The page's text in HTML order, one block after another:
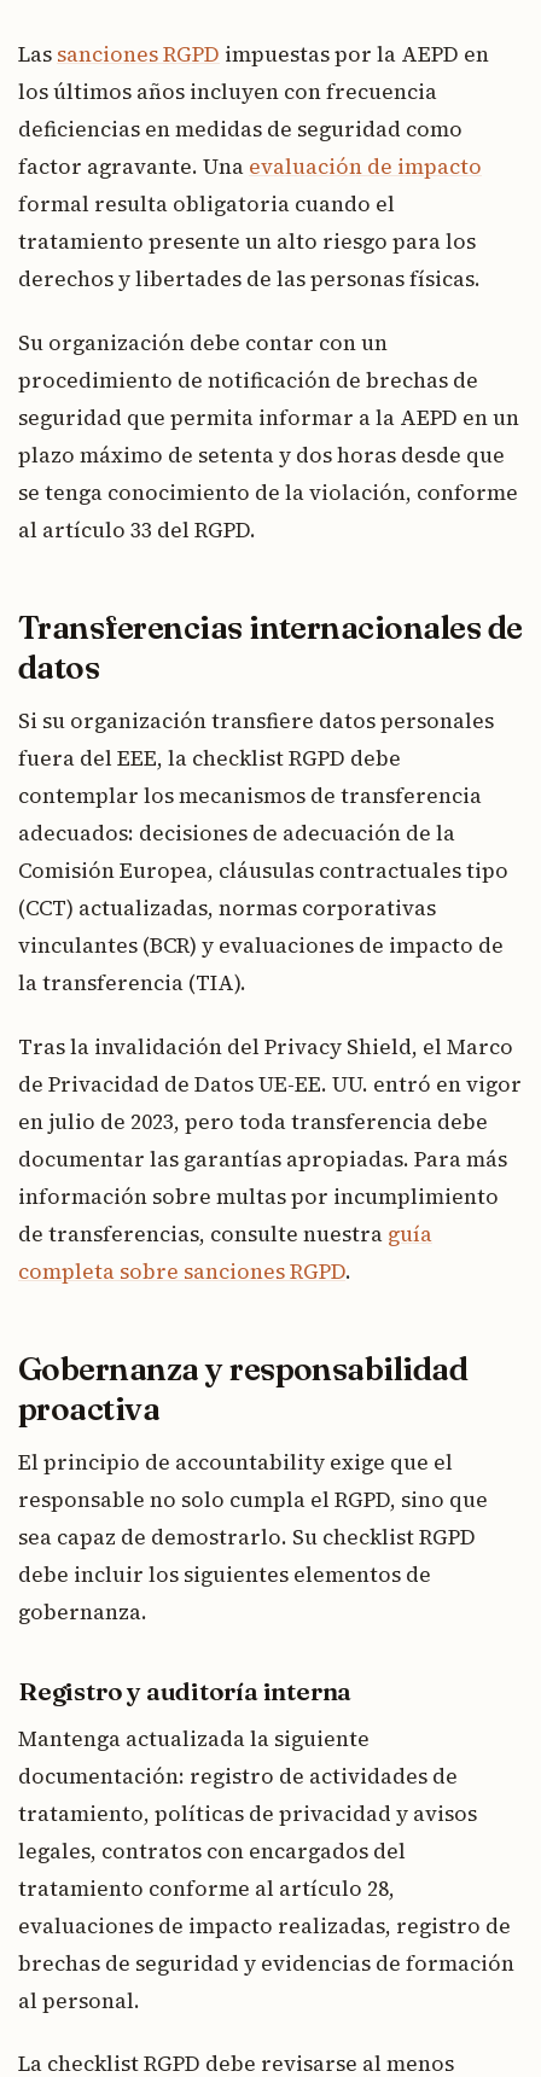
Las sanciones RGPD impuestas por la AEPD en
los últimos años incluyen con frecuencia
deficiencias en medidas de seguridad como
factor agravante. Una evaluación de impacto
formal resulta obligatoria cuando el
tratamiento presente un alto riesgo para los
derechos y libertades de las personas físicas.
Su organización debe contar con un
procedimiento de notificación de brechas de
seguridad que permita informar a la AEPD en un
plazo máximo de setenta y dos horas desde que
se tenga conocimiento de la violación, conforme
al artículo 33 del RGPD.
Transferencias internacionales de
datos
Si su organización transfiere datos personales
fuera del EEE, la checklist RGPD debe
contemplar los mecanismos de transferencia
adecuados: decisiones de adecuación de la
Comisión Europea, cláusulas contractuales tipo
(CCT) actualizadas, normas corporativas
vinculantes (BCR) y evaluaciones de impacto de
la transferencia (TIA).
Tras la invalidación del Privacy Shield, el Marco
de Privacidad de Datos UE-EE. UU. entró en vigor
en julio de 2023, pero toda transferencia debe
documentar las garantías apropiadas. Para más
información sobre multas por incumplimiento
de transferencias, consulte nuestra guía
completa sobre sanciones RGPD.
Gobernanza y responsabilidad
proactiva
El principio de accountability exige que el
responsable no solo cumpla el RGPD, sino que
sea capaz de demostrarlo. Su checklist RGPD
debe incluir los siguientes elementos de
gobernanza.
Registro y auditoría interna
Mantenga actualizada la siguiente
documentación: registro de actividades de
tratamiento, políticas de privacidad y avisos
legales, contratos con encargados del
tratamiento conforme al artículo 28,
evaluaciones de impacto realizadas, registro de
brechas de seguridad y evidencias de formación
al personal.
La checklist RGPD debe revisarse al menos